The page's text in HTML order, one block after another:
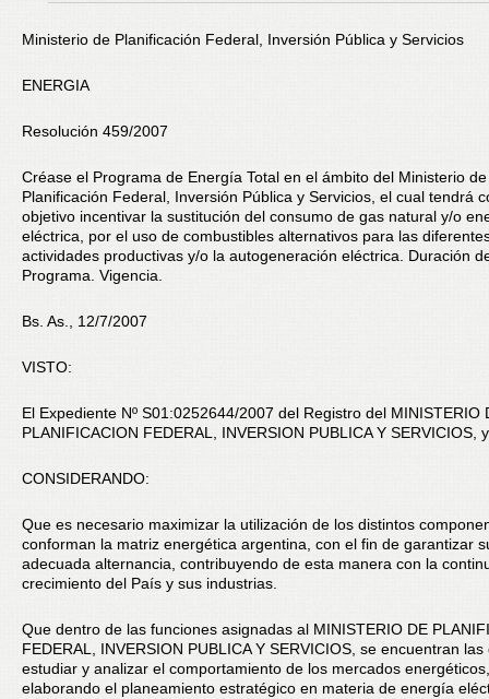
Ministerio de Planificación Federal, Inversión Pública y Servicios
ENERGIA
Resolución 459/2007
Créase el Programa de Energía Total en el ámbito del Ministerio de
Planificación Federal, Inversión Pública y Servicios, el cual tendrá
objetivo incentivar la sustitución del consumo de gas natural y/o
eléctrica, por el uso de combustibles alternativos para las
actividades productivas y/o la autogeneración eléctrica. Duración
Programa. Vigencia.
Bs. As., 12/7/2007
VISTO:
El Expediente Nº S01:0252644/2007 del Registro del MINISTERIO
PLANIFICACION FEDERAL, INVERSION PUBLICA Y SERVICIOS, y
CONSIDERANDO:
Que es necesario maximizar la utilización de los distintos
conforman la matriz energética argentina, con el fin de garantizar
adecuada alternancia, contribuyendo de esta manera con la
crecimiento del País y sus industrias.
Que dentro de las funciones asignadas al MINISTERIO DE
FEDERAL, INVERSION PUBLICA Y SERVICIOS, se encuentran las
estudiar y analizar el comportamiento de los mercados energéticos,
elaborando el planeamiento estratégico en materia de energía